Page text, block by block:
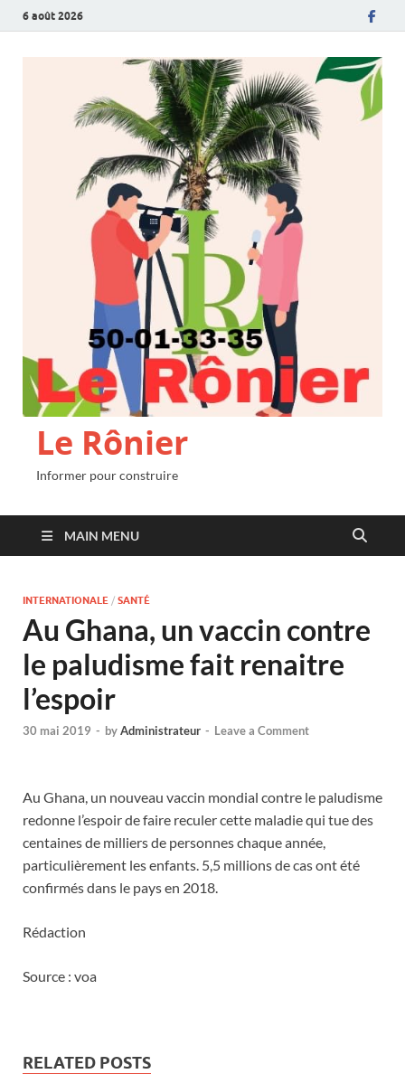
6 août 2026
Le Rônier
Informer pour construire
MAIN MENU
INTERNATIONALE / SANTÉ
Au Ghana, un vaccin contre
le paludisme fait renaitre
l’espoir
30 mai 2019 - byAdministrateur - Leave a Comment
Au Ghana, un nouveau vaccin mondial contre le paludisme
redonne l’espoir de faire reculer cette maladie qui tue des
centaines de milliers de personnes chaque année,
particulièrement les enfants. 5,5 millions de cas ont été
confirmés dans le pays en 2018.
Rédaction
Source : voa
RELATED POSTS